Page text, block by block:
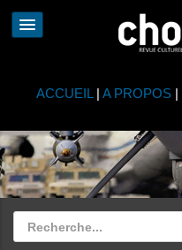
ACCUEIL | A PROPOS|